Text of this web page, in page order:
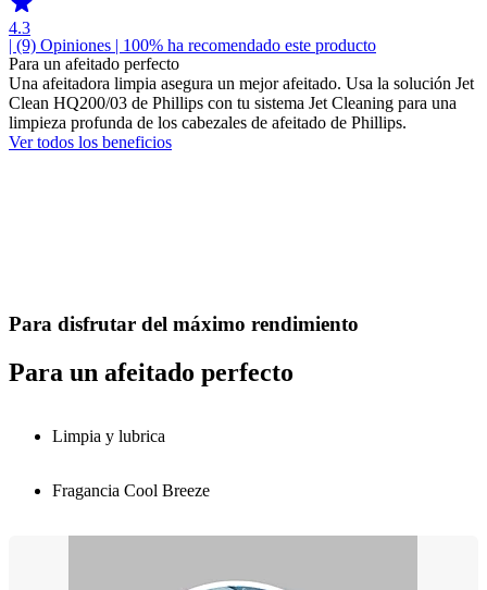
4.3
| (9) Opiniones | 100% ha recomendado este producto
Para un afeitado perfecto
Una afeitadora limpia asegura un mejor afeitado. Usa la solución Jet
Clean HQ200/03 de Phillips con tu sistema Jet Cleaning para una
limpieza profunda de los cabezales de afeitado de Phillips.
Ver todos los beneficios
Para disfrutar del máximo rendimiento
Para un afeitado perfecto
Limpia y lubrica
Fragancia Cool Breeze